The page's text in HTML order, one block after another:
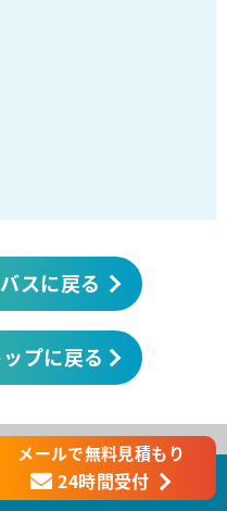
スに戻る
プに戻る
メールで無料見積もり
24時間受付